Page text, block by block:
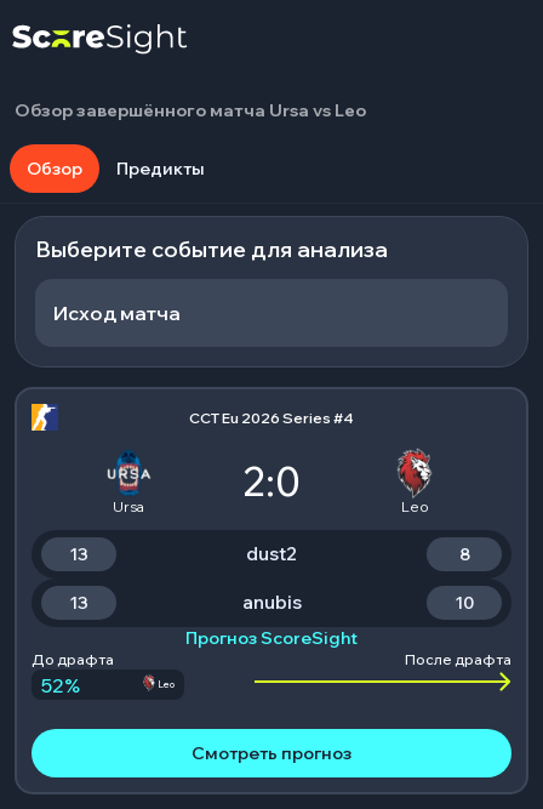
Обзор завершённого матча Ursa vs Leo
Обзор Предикты
Выберите событие для анализа
Исход матча
CCT Eu 2026 Series #4
Ursa
2:0
Leo
13 dust2 8
13 anubis
10
Прогноз ScoreSight
До драфта После драфта
52% Leo
Смотреть прогноз